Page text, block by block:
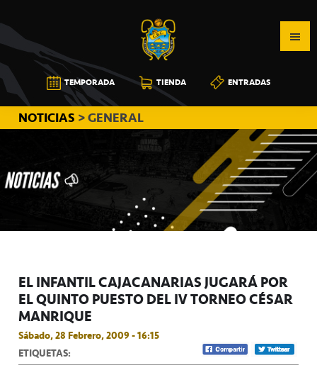
a
la
navegación
principal
al
contenido
principal
a
la
barra
lateral
principal
CB
CANARIAS
TEMPORADA TIENDA ENTRADAS
NOTICIAS > GENERAL
EL INFANTIL CAJACANARIAS JUGARÁ POR
EL QUINTO PUESTO DEL IV TORNEO CÉSAR
MANRIQUE
Sábado, 28 Febrero, 2009 - 16:15
ETIQUETAS: